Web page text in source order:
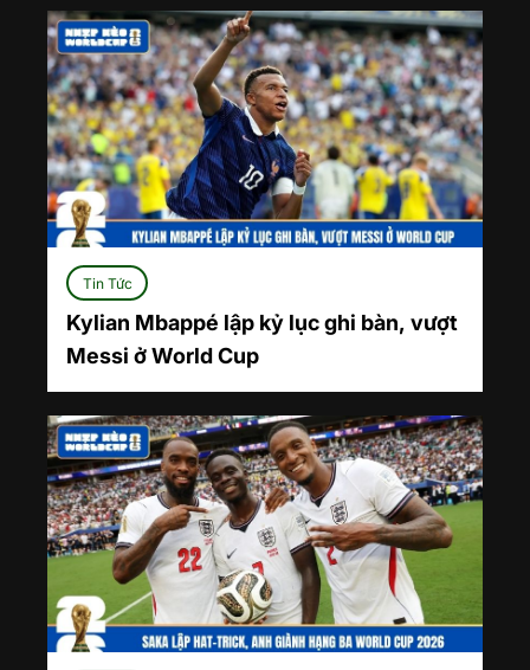
Tin Tức
Kylian Mbappé lập kỷ lục ghi bàn, vượt
Messi ở World Cup